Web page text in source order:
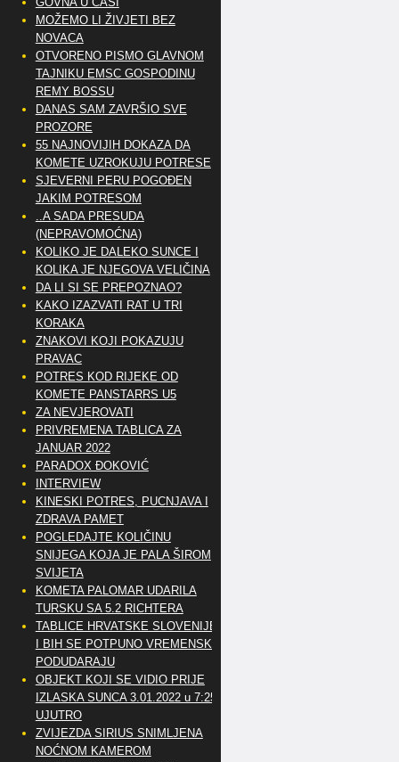
MOŽEMO LI ŽIVJETI BEZ
NOVACA
OTVORENO PISMO GLAVNOM
TAJNIKU EMSC GOSPODINU
REMY BOSSU
DANAS SAM ZAVRŠIO SVE
PROZORE
55 NAJNOVIJIH DOKAZA DA
KOMETE UZROKUJU POTRESE
SJEVERNI PERU POGOĐEN
JAKIM POTRESOM
..A SADA PRESUDA
(NEPRAVOMOĆNA)
KOLIKO JE DALEKO SUNCE I
KOLIKA JE NJEGOVA VELIČINA
DA LI SI SE PREPOZNAO?
KAKO IZAZVATI RAT U TRI
KORAKA
ZNAKOVI KOJI POKAZUJU
PRAVAC
POTRES KOD RIJEKE OD
KOMETE PANSTARRS U5
ZA NEVJEROVATI
PRIVREMENA TABLICA ZA
JANUAR 2022
PARADOX ĐOKOVIĆ
INTERVIEW
KINESKI POTRES, PUCNJAVA I
ZDRAVA PAMET
POGLEDAJTE KOLIČINU
SNIJEGA KOJA JE PALA ŠIROM
SVIJETA
KOMETA PALOMAR UDARILA
TURSKU SA 5.2 RICHTERA
TABLICE HRVATSKE SLOVENIJE
I BIH SE POTPUNO VREMENSKI
PODUDARAJU
OBJEKT KOJI SE VIDIO PRIJE
IZLASKA SUNCA 3.01.2022 u 7:25
UJUTRO
ZVIJEZDA SIRIUS SNIMLJENA
NOĆNOM KAMEROM